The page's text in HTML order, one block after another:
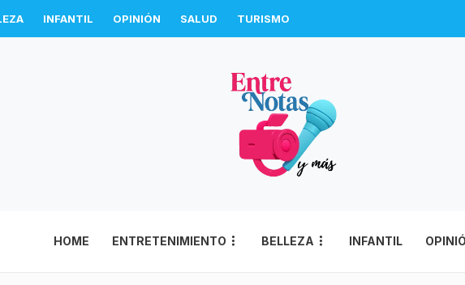
INFANTIL OPINIÓN SALUD TURISMO
HOME ENTRETENIMIENTO BELLEZA INFANTIL